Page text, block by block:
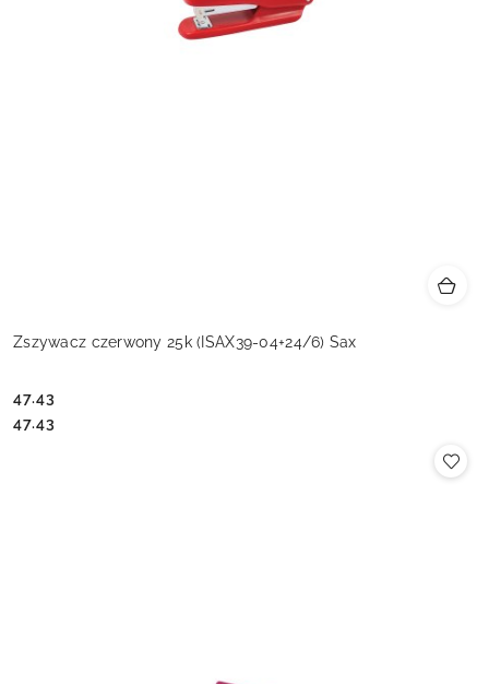
Zszywacz czerwony 25k (ISAX39-04+24/6) Sax
Cena:
47.43
Cena:
47.43